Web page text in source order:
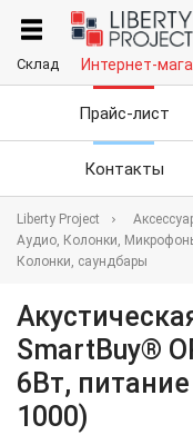
Склад Интернет-
Прайс-лист
Контакты
Liberty Project
Аудио, Колонки,
Колонки, саундбары
SmartBuy®
6Вт, питание
1000)